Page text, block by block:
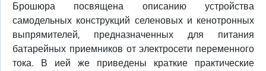
Брошюра посвящена описанию устройства
самодельных конструкций селеновых и кенотронных
выпрямителей, предназначенных для питания
батарейных приемников от электросети переменного
тока. В ией же приведены краткие практические